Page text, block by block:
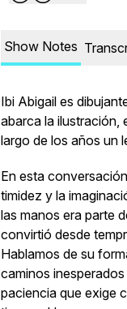
Show Notes
Ibi Abigail es
abarca la ilustración,
largo de los años un
En esta
timidez y la
las manos era parte
convirtió desde
Hablamos de su
caminos
paciencia que exige